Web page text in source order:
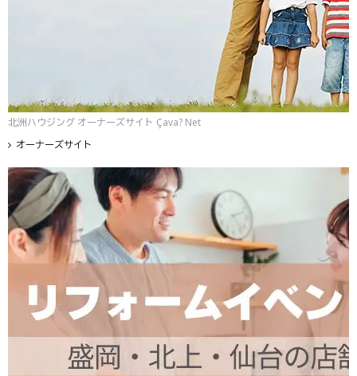
北洲ハウジング オーナーズサイト Çava? Net
オーナーズサイト